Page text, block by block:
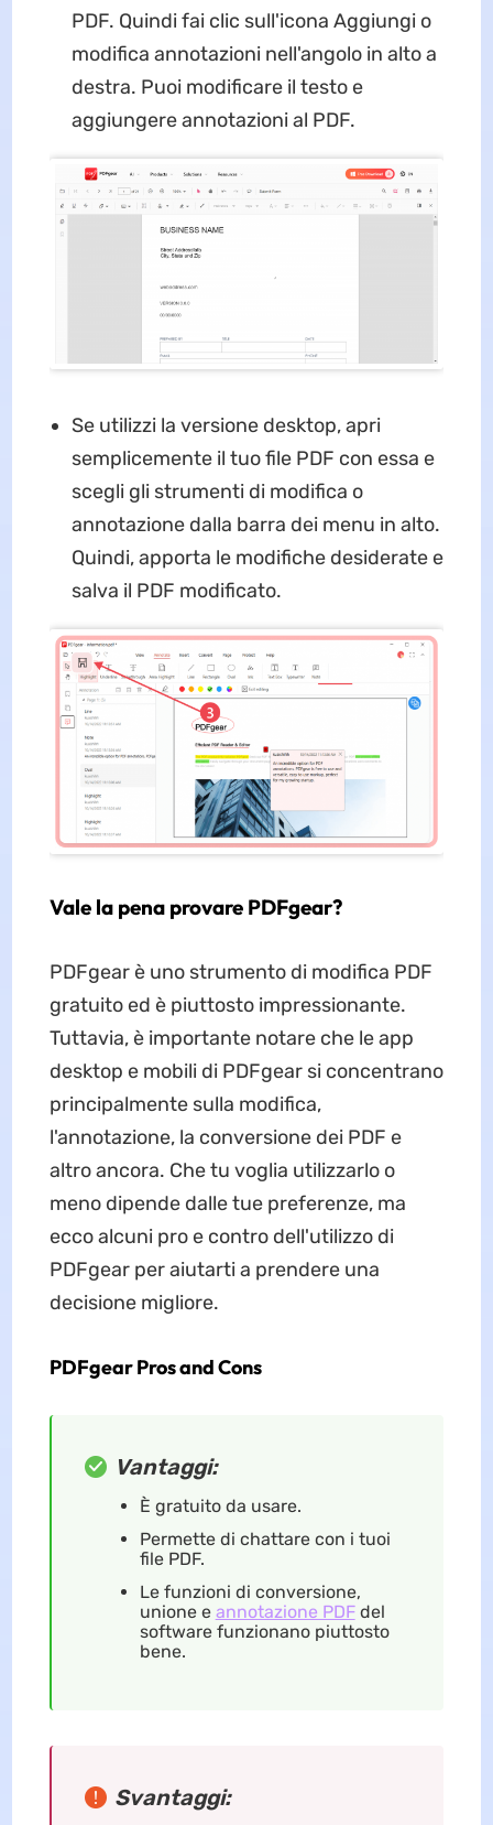
PDF. Quindi fai clic sull'icona Aggiungi o
modifica annotazioni nell'angolo in alto a
destra. Puoi modificare il testo e
aggiungere annotazioni al PDF.
Se utilizzi la versione desktop, apri
semplicemente il tuo file PDF con essa e
scegli gli strumenti di modifica o
annotazione dalla barra dei menu in alto.
Quindi, apporta le modifiche desiderate e
salva il PDF modificato.
Vale la pena provare PDFgear?
PDFgear è uno strumento di modifica PDF
gratuito ed è piuttosto impressionante.
Tuttavia, è importante notare che le app
desktop e mobili di PDFgear si concentrano
principalmente sulla modifica,
l'annotazione, la conversione dei PDF e
altro ancora. Che tu voglia utilizzarlo o
meno dipende dalle tue preferenze, ma
ecco alcuni pro e contro dell'utilizzo di
PDFgear per aiutarti a prendere una
decisione migliore.
PDFgear Pros and Cons
Vantaggi:
È gratuito da usare.
Permette di chattare con i tuoi
file PDF.
Le funzioni di conversione,
unione e annotazione PDFdel
software funzionano piuttosto
bene.
Svantaggi: